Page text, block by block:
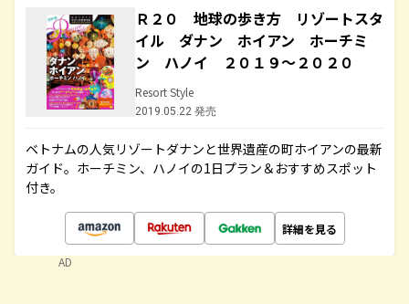
Ｒ２０ 地球の歩き方 リゾートスタ
イル ダナン ホイアン ホーチミ
ン ハノイ ２０１９～２０２０
Resort Style
2019.05.22 発売
ベトナムの人気リゾートダナンと世界遺産の町ホイアンの最新
ガイド。ホーチミン、ハノイの1日プラン＆おすすめスポット
付き。
詳細を見る
AD